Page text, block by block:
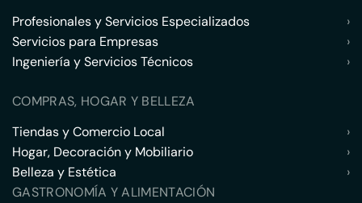
Profesionales y Servicios Especializados
›
Servicios para Empresas
›
Ingeniería y Servicios Técnicos
›
COMPRAS, HOGAR Y BELLEZA
Tiendas y Comercio Local
›
Hogar, Decoración y Mobiliario
›
Belleza y Estética
›
GASTRONOMÍA Y ALIMENTACIÓN